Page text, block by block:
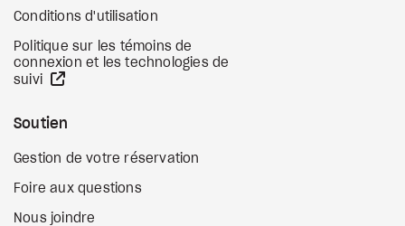
Conditions d'utilisation
Politique sur les témoins de
connexion et les technologies de
suivi
Soutien
Gestion de votre réservation
Foire aux questions
Nous joindre